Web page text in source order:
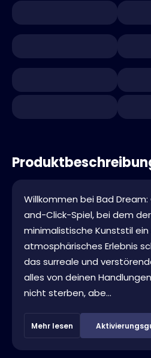
Willkommen bei Bad
and-Click-Spiel, bei dem
minimalistische Kunststil
atmosphärisches Erlebnis
das surreale und
alles von deinen
nicht sterben, abe...
Mehr lesen